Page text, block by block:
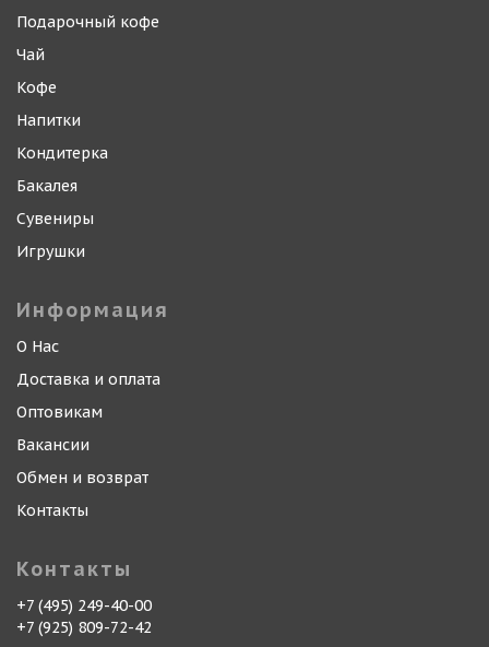
Подарочный кофе
Чай
Кофе
Напитки
Кондитерка
Бакалея
Сувениры
Игрушки
Информация
О Нас
Доставка и оплата
Оптовикам
Вакансии
Обмен и возврат
Контакты
Контакты
+7 (495) 249-40-00
+7 (925) 809-72-42